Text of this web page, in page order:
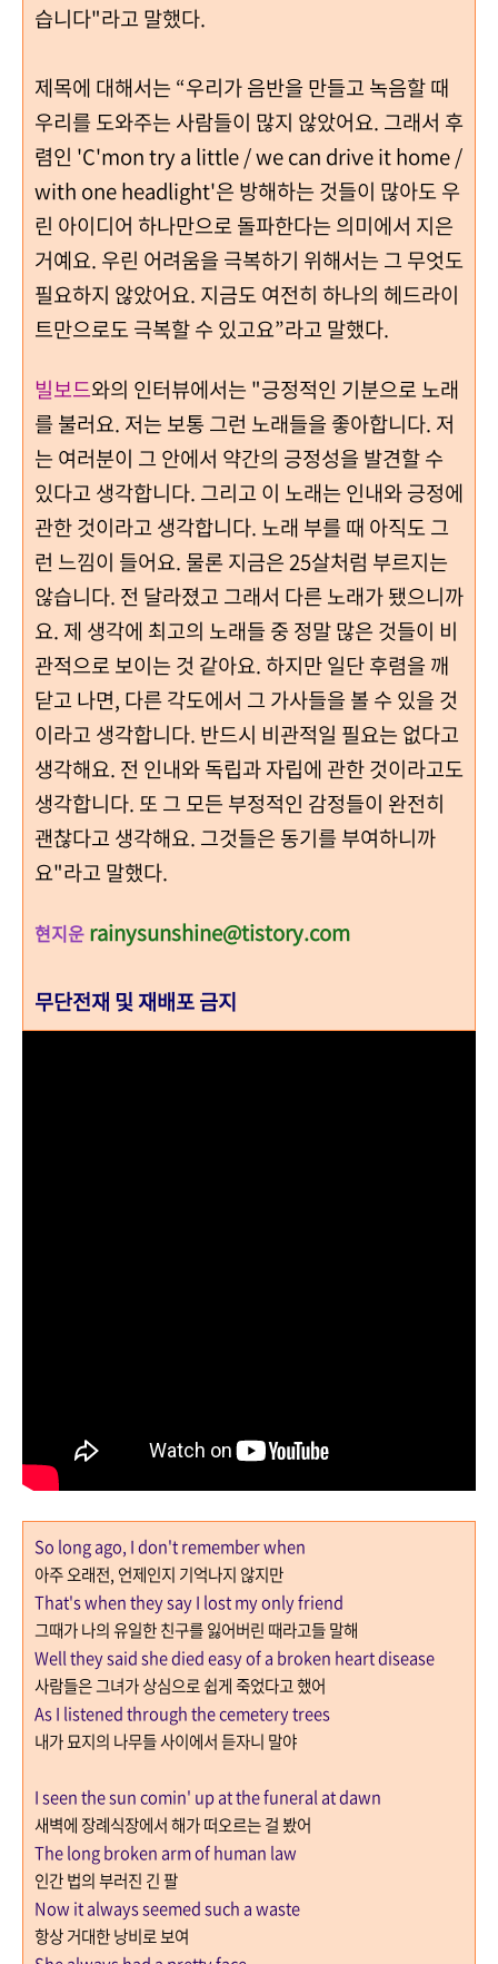
습니다"라고 말했다.
제목에 대해서는 “우리가 음반을 만들고 녹음할 때
우리를 도와주는 사람들이 많지 않았어요. 그래서 후
렴인 'C'mon try a little / we can drive it home /
with one headlight'은 방해하는 것들이 많아도 우
린 아이디어 하나만으로 돌파한다는 의미에서 지은
거예요. 우린 어려움을 극복하기 위해서는 그 무엇도
필요하지 않았어요. 지금도 여전히 하나의 헤드라이
트만으로도 극복할 수 있고요”라고 말했다.
빌보드와의 인터뷰에서는 "긍정적인 기분으로 노래
를 불러요. 저는 보통 그런 노래들을 좋아합니다. 저
는 여러분이 그 안에서 약간의 긍정성을 발견할 수
있다고 생각합니다. 그리고 이 노래는 인내와 긍정에
관한 것이라고 생각합니다. 노래 부를 때 아직도 그
런 느낌이 들어요. 물론 지금은 25살처럼 부르지는
않습니다. 전 달라졌고 그래서 다른 노래가 됐으니까
요. 제 생각에 최고의 노래들 중 정말 많은 것들이 비
관적으로 보이는 것 같아요. 하지만 일단 후렴을 깨
닫고 나면, 다른 각도에서 그 가사들을 볼 수 있을 것
이라고 생각합니다. 반드시 비관적일 필요는 없다고
생각해요. 전 인내와 독립과 자립에 관한 것이라고도
생각합니다. 또 그 모든 부정적인 감정들이 완전히
괜찮다고 생각해요. 그것들은 동기를 부여하니까
요"라고 말했다.
현지운 rainysunshine@tistory.com
무단전재 및 재배포 금지
So long ago, I don't remember when
아주 오래전, 언제인지 기억나지 않지만
That's when they say I lost my only friend
그때가 나의 유일한 친구를 잃어버린 때라고들 말해
Well they said she died easy of a broken heart disease
사람들은 그녀가 상심으로 쉽게 죽었다고 했어
As I listened through the cemetery trees
내가 묘지의 나무들 사이에서 듣자니 말야
I seen the sun comin' up at the funeral at dawn
새벽에 장례식장에서 해가 떠오르는 걸 봤어
The long broken arm of human law
인간 법의 부러진 긴 팔
Now it always seemed such a waste
항상 거대한 낭비로 보여